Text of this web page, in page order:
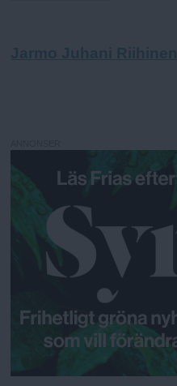
Jarmo Juhani Riihinen